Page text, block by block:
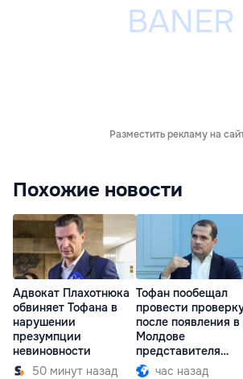
Разместить рекламу на
Похожие новости
Адвокат Плахотнюка
обвиняет Тофана в
нарушении
презумпции
невиновности
50 минут назад
Тофан пообещал
провести
после появления в
Молдове
представителя
Южной Осетии
час назад